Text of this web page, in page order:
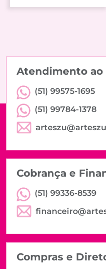
Atendimento ao
(51) 99575-1695
(51) 99784-1378
Cobrança e
(51) 99336-8539
Compras e